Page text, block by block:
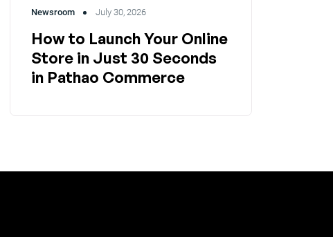
Newsroom July 30, 2026
How to Launch Your Online
Store in Just 30 Seconds
in Pathao Commerce